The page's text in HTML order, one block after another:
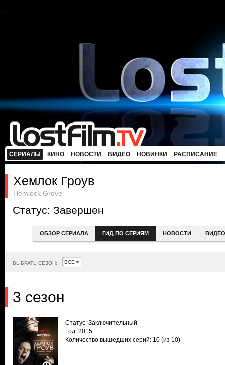
СЕРИАЛЫ КИНО НОВОСТИ ВИДЕО НОВИНКИ РАСПИСАНИЕ
Хемлок Гроув
Hemlock Grove
Статус: Завершен
ОБЗОР СЕРИАЛА ГИД ПО СЕРИЯМ НОВОСТИ ВИДЕО
ВЫБРАТЬ СЕЗОН:
3 сезон
Статус: Заключительный
Год: 2015
Количество вышедших серий: 10 (из 10)